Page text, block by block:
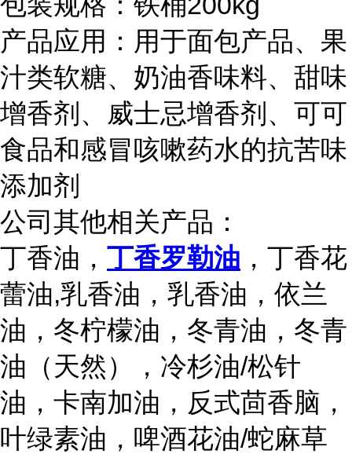
产品应用：用于面包产品、果
汁类软糖、奶油香味料、甜味
增香剂、威士忌增香剂、可可
食品和感冒咳嗽药水的抗苦味
添加剂
公司其他相关产品：
丁香油， 丁香罗勒油 ，丁香花
蕾油,乳香油，乳香油，依兰
油，冬柠檬油，冬青油，冬青
油（天然），冷杉油/松针
油，卡南加油，反式茴香脑，
叶绿素油，啤酒花油/蛇麻草